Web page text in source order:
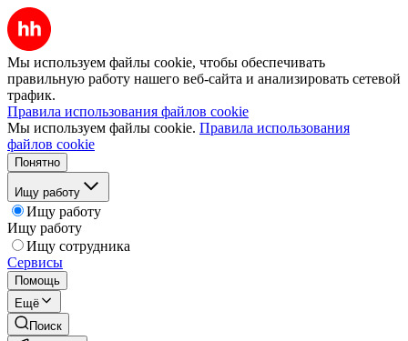
Мы используем файлы cookie, чтобы обеспечивать
правильную работу нашего веб-сайта и анализировать сетевой
трафик.
Правила использования файлов cookie
Мы используем файлы cookie. Правила использования
файлов cookie
Понятно
Ищу работу
Ищу работу
Ищу работу
Ищу сотрудника
Сервисы
Помощь
Ещё
Поиск